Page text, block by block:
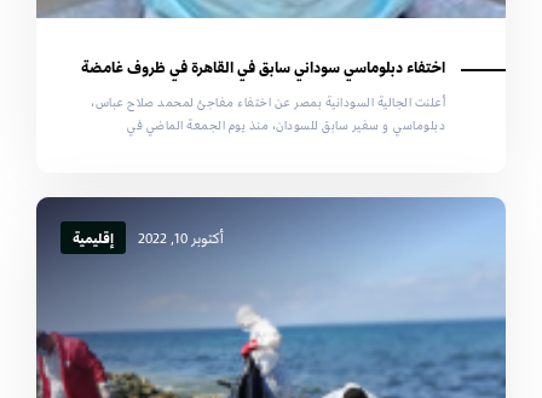
اختفاء دبلوماسي سوداني سابق في القاهرة في ظروف غامضة
أعلنت الجالية السودانية بمصر عن اختفاء مفاجئ لمحمد صلاح عباس،
دبلوماسي و سفير سابق للسودان، منذ يوم الجمعة الماضي في
أكتوبر 10, 2022 إقليمية